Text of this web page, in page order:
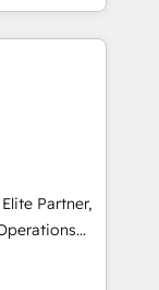
connected
process,
revenue
and data
marketing,
framework
Partner,
growth.
in